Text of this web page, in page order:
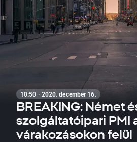
10:50 · 2020. december 16.
BREAKING: Német
szolgáltatóipari PMI
várakozásokon felül